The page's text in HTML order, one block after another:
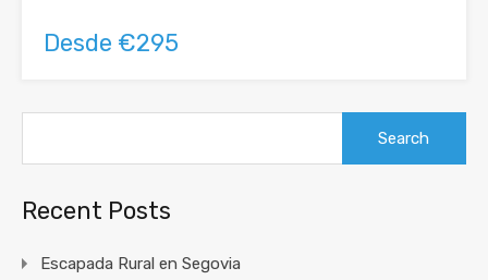
Desde €295
Recent Posts
Escapada Rural en Segovia